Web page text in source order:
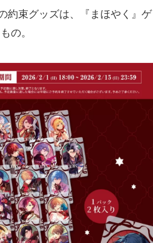
約束グッズは、『まほやく』ゲ
の。